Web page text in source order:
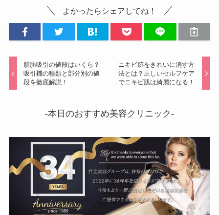
よかったらシェアしてね！
脂肪吸引の値段はいくら？
吸引機の種類と部分別の値
段を徹底解説！
ニキビ跡をきれいに消す方
法とは？正しいセルフケア
でニキビ肌は綺麗になる！
-本日のおすすめ美容クリニック-